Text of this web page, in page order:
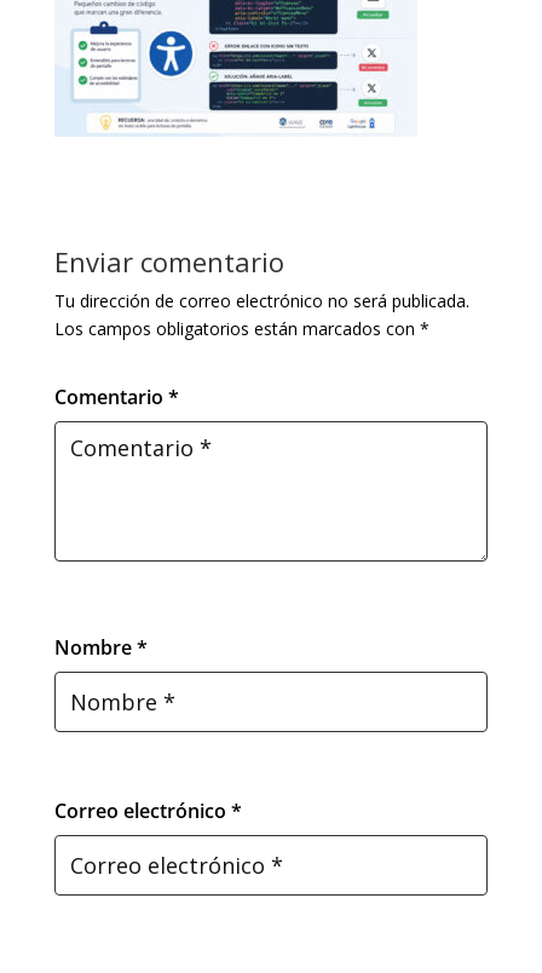
Enviar comentario
Tu dirección de correo electrónico no será publicada.
Los campos obligatorios están marcados con *
Comentario *
Nombre *
Correo electrónico *